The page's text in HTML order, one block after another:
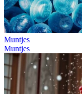
Muntjes
Muntjes